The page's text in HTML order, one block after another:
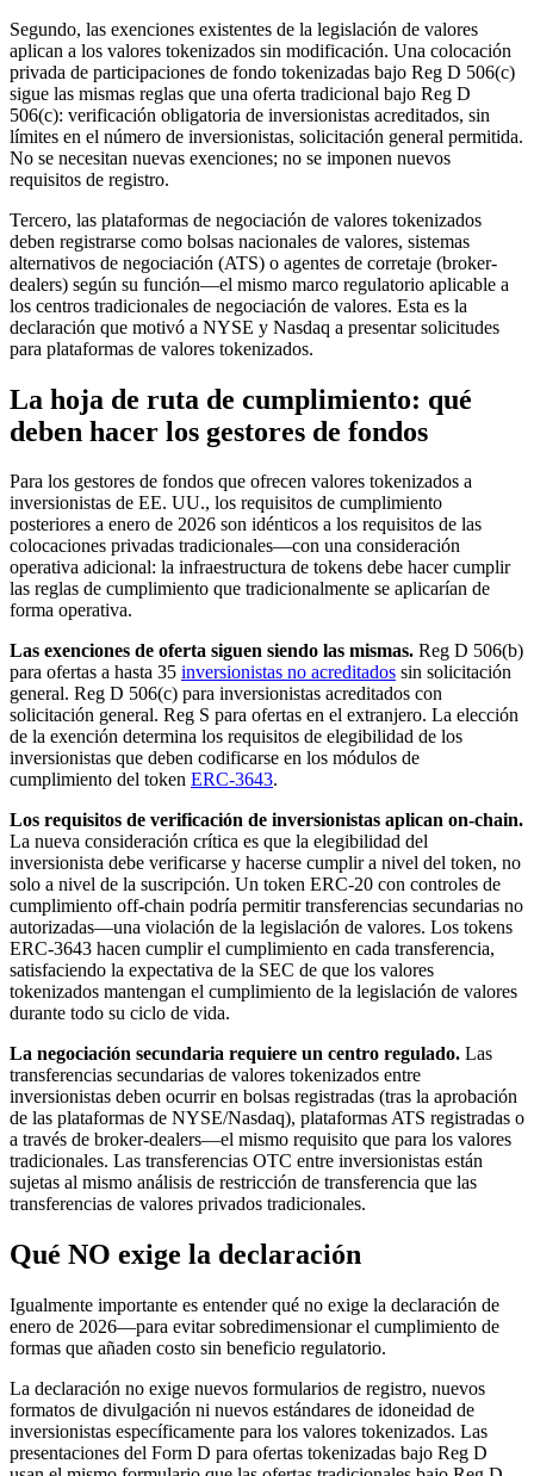
Segundo, las exenciones existentes de la legislación de valores
aplican a los valores tokenizados sin modificación. Una colocación
privada de participaciones de fondo tokenizadas bajo Reg D 506(c)
sigue las mismas reglas que una oferta tradicional bajo Reg D
506(c): verificación obligatoria de inversionistas acreditados, sin
límites en el número de inversionistas, solicitación general permitida.
No se necesitan nuevas exenciones; no se imponen nuevos
requisitos de registro.
Tercero, las plataformas de negociación de valores tokenizados
deben registrarse como bolsas nacionales de valores, sistemas
alternativos de negociación (ATS) o agentes de corretaje (broker-
dealers) según su función—el mismo marco regulatorio aplicable a
los centros tradicionales de negociación de valores. Esta es la
declaración que motivó a NYSE y Nasdaq a presentar solicitudes
para plataformas de valores tokenizados.
La hoja de ruta de cumplimiento: qué
deben hacer los gestores de fondos
Para los gestores de fondos que ofrecen valores tokenizados a
inversionistas de EE. UU., los requisitos de cumplimiento
posteriores a enero de 2026 son idénticos a los requisitos de las
colocaciones privadas tradicionales—con una consideración
operativa adicional: la infraestructura de tokens debe hacer cumplir
las reglas de cumplimiento que tradicionalmente se aplicarían de
forma operativa.
Las exenciones de oferta siguen siendo las mismas. Reg D 506(b)
para ofertas a hasta 35 inversionistas no acreditados sin solicitación
general. Reg D 506(c) para inversionistas acreditados con
solicitación general. Reg S para ofertas en el extranjero. La elección
de la exención determina los requisitos de elegibilidad de los
inversionistas que deben codificarse en los módulos de
cumplimiento del token ERC-3643.
Los requisitos de verificación de inversionistas aplican on-chain.
La nueva consideración crítica es que la elegibilidad del
inversionista debe verificarse y hacerse cumplir a nivel del token, no
solo a nivel de la suscripción. Un token ERC-20 con controles de
cumplimiento off-chain podría permitir transferencias secundarias no
autorizadas—una violación de la legislación de valores. Los tokens
ERC-3643 hacen cumplir el cumplimiento en cada transferencia,
satisfaciendo la expectativa de la SEC de que los valores
tokenizados mantengan el cumplimiento de la legislación de valores
durante todo su ciclo de vida.
La negociación secundaria requiere un centro regulado. Las
transferencias secundarias de valores tokenizados entre
inversionistas deben ocurrir en bolsas registradas (tras la aprobación
de las plataformas de NYSE/Nasdaq), plataformas ATS registradas o
a través de broker-dealers—el mismo requisito que para los valores
tradicionales. Las transferencias OTC entre inversionistas están
sujetas al mismo análisis de restricción de transferencia que las
transferencias de valores privados tradicionales.
Qué NO exige la declaración
Igualmente importante es entender qué no exige la declaración de
enero de 2026—para evitar sobredimensionar el cumplimiento de
formas que añaden costo sin beneficio regulatorio.
La declaración no exige nuevos formularios de registro, nuevos
formatos de divulgación ni nuevos estándares de idoneidad de
inversionistas específicamente para los valores tokenizados. Las
presentaciones del Form D para ofertas tokenizadas bajo Reg D